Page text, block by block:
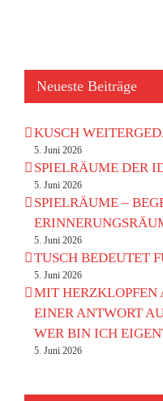
Neueste Beiträge
KUSCH
5. Juni 2026
SPIELRÄUME DER
5. Juni 2026
SPIELRÄUME –
5. Juni 2026
TUSCH BEDEUTET
5. Juni 2026
MIT HERZKLOPFEN
EINER ANTWORT
WER BIN ICH
5. Juni 2026